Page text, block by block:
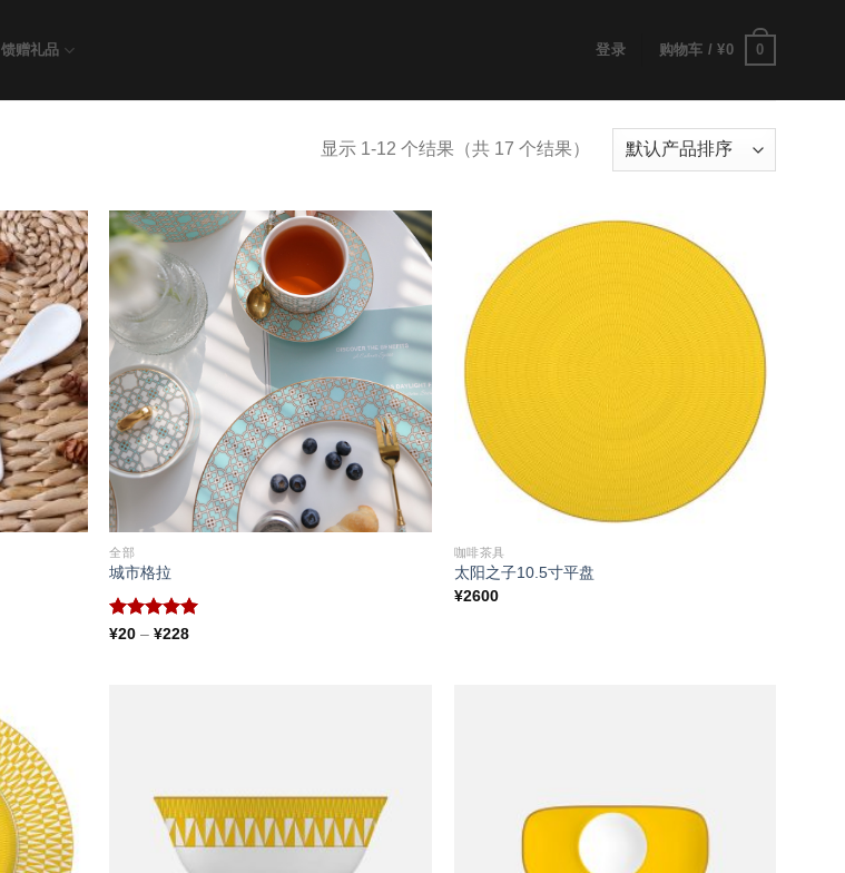
馈赠礼品 登录 购物车 /¥0 0
显示 1-12 个结果（共 17 个结果）
Add to
wishlist
Add to
全部
城市格拉
评分5.00
¥20 – ¥228价
Add to
wishlist
咖啡茶具
太阳之子10.5寸平盘
¥2600
Add to
wishlist
wishlist